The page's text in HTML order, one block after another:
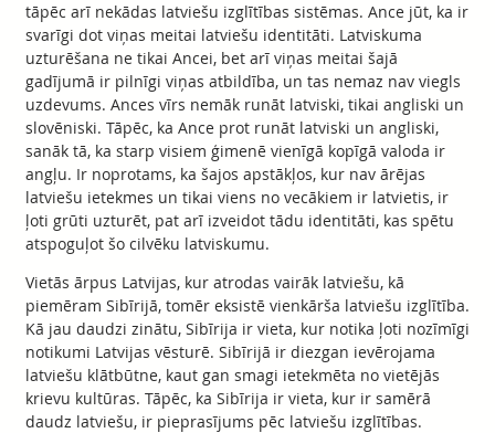
tāpēc arī nekādas latviešu izglītības sistēmas. Ance jūt, ka ir
svarīgi dot viņas meitai latviešu identitāti. Latviskuma
uzturēšana ne tikai Ancei, bet arī viņas meitai šajā
gadījumā ir pilnīgi viņas atbildība, un tas nemaz nav viegls
uzdevums. Ances vīrs nemāk runāt latviski, tikai angliski un
slovēniski. Tāpēc, ka Ance prot runāt latviski un angliski,
sanāk tā, ka starp visiem ģimenē vienīgā kopīgā valoda ir
angļu. Ir noprotams, ka šajos apstākļos, kur nav ārējas
latviešu ietekmes un tikai viens no vecākiem ir latvietis, ir
ļoti grūti uzturēt, pat arī izveidot tādu identitāti, kas spētu
atspoguļot šo cilvēku latviskumu.
Vietās ārpus Latvijas, kur atrodas vairāk latviešu, kā
piemēram Sibīrijā, tomēr eksistē vienkārša latviešu izglītība.
Kā jau daudzi zinātu, Sibīrija ir vieta, kur notika ļoti nozīmīgi
notikumi Latvijas vēsturē. Sibīrijā ir diezgan ievērojama
latviešu klātbūtne, kaut gan smagi ietekmēta no vietējās
krievu kultūras. Tāpēc, ka Sibīrija ir vieta, kur ir samērā
daudz latviešu, ir pieprasījums pēc latviešu izglītības.